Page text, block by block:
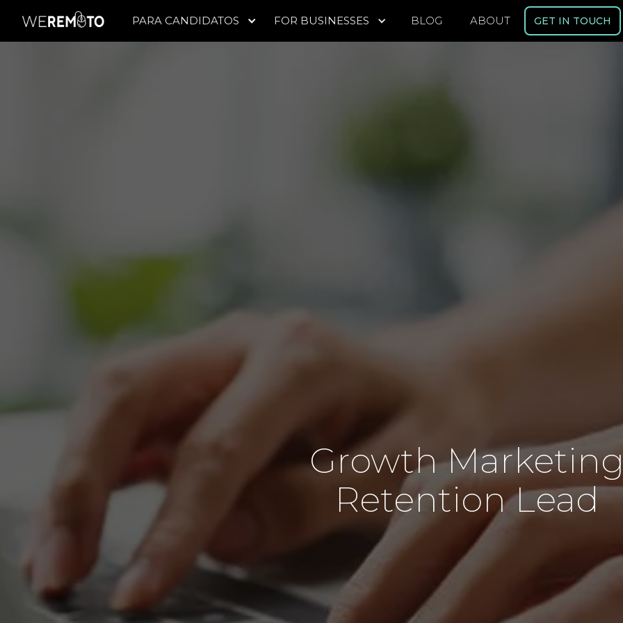
PARA CANDIDATOS FOR BUSINESSES BLOG ABOUT GET IN TOUCH
Growth
Retention Lead